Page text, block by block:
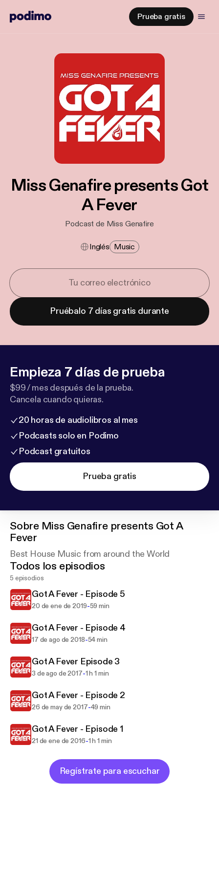
Prueba gratis
Miss Genafire presents Got
A Fever
Podcast de Miss Genafire
Inglés Music
Pruébalo 7 días gratis durante
Empieza 7 días de prueba
$99 / mes después de la prueba.
Cancela cuando quieras.
20 horas de audiolibros al mes
Podcasts solo en Podimo
Podcast gratuitos
Prueba gratis
Sobre Miss Genafire presents Got A
Fever
Best House Music from around the World
Todos los episodios
5 episodios
Got A Fever - Episode 5
20 de ene de 2019-59 min
Got A Fever - Episode 4
17 de ago de 2018-54 min
Got A Fever Episode 3
3 de ago de 2017-1 h 1 min
Got A Fever - Episode 2
26 de may de 2017-49 min
Got A Fever - Episode 1
21 de ene de 2016-1 h 1 min
Regístrate para escuchar